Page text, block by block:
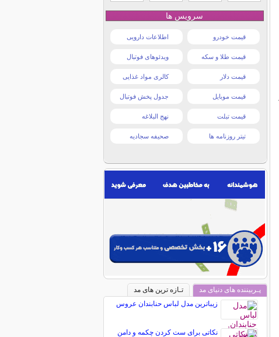
سرویس ها
قیمت خودرو اطلاعات دارویی
قیمت طلا و سکه ویدئوهای فوتبال
قیمت دلار کالری مواد غذایی
قیمت موبایل جدول پخش فوتبال
قیمت تبلت نهج البلاغه
تیتر روزنامه ها صحیفه سجادیه
پـربیننده های دنیای مد
تـازه ترین های مد
زیباترین مدل لباس حنابندان عروس
نکاتی برای ست كردن چكمه و دامن